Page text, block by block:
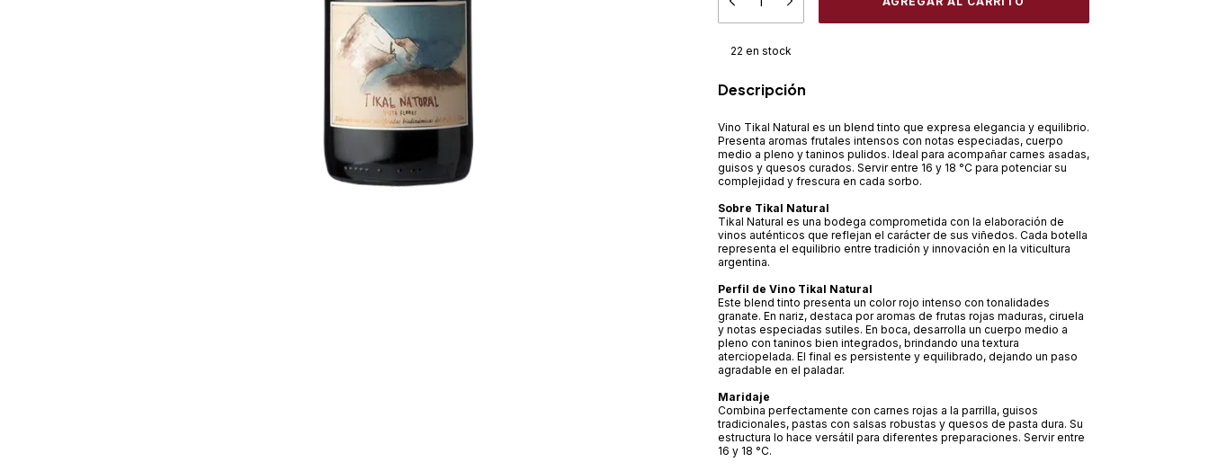
22 en stock
Descripción
Vino Tikal Natural es un blend tinto que expresa elegancia y equilibrio.
Presenta aromas frutales intensos con notas especiadas, cuerpo
medio a pleno y taninos pulidos. Ideal para acompañar carnes asadas,
guisos y quesos curados. Servir entre 16 y 18 °C para potenciar su
complejidad y frescura en cada sorbo.
Sobre Tikal Natural
Tikal Natural es una bodega comprometida con la elaboración de
vinos auténticos que reflejan el carácter de sus viñedos. Cada botella
representa el equilibrio entre tradición y innovación en la viticultura
argentina.
Perfil de Vino Tikal Natural
Este blend tinto presenta un color rojo intenso con tonalidades
granate. En nariz, destaca por aromas de frutas rojas maduras, ciruela
y notas especiadas sutiles. En boca, desarrolla un cuerpo medio a
pleno con taninos bien integrados, brindando una textura
aterciopelada. El final es persistente y equilibrado, dejando un paso
agradable en el paladar.
Maridaje
Combina perfectamente con carnes rojas a la parrilla, guisos
tradicionales, pastas con salsas robustas y quesos de pasta dura. Su
estructura lo hace versátil para diferentes preparaciones. Servir entre
16 y 18 °C.